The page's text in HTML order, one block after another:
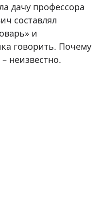
дачу профессора
составлял
и
говорить. Почему
неизвестно.